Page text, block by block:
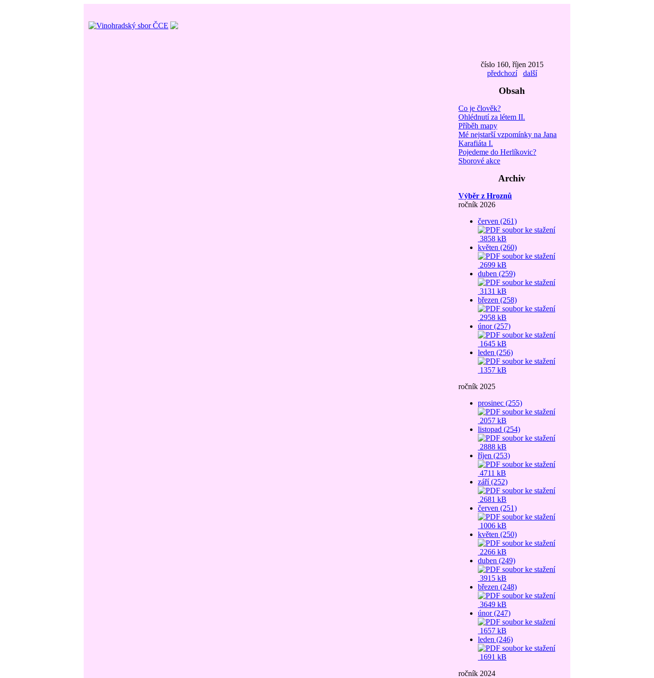
číslo 160, říjen 2015
předchozí
další
Obsah
Co je člověk?
Ohlédnutí za létem II.
Příběh mapy
Mé nejstarší vzpomínky na Jana
Karafiáta I.
Pojedeme do Herlíkovic?
Sborové akce
Archiv
Výběr z Hroznů
ročník 2026
červen (261)
3858 kB
květen (260)
2699 kB
duben (259)
3131 kB
březen (258)
2958 kB
únor (257)
1645 kB
leden (256)
1357 kB
ročník 2025
prosinec (255)
2057 kB
listopad (254)
2888 kB
říjen (253)
4711 kB
září (252)
2681 kB
červen (251)
1006 kB
květen (250)
2266 kB
duben (249)
3915 kB
březen (248)
3649 kB
únor (247)
1657 kB
leden (246)
1691 kB
ročník 2024